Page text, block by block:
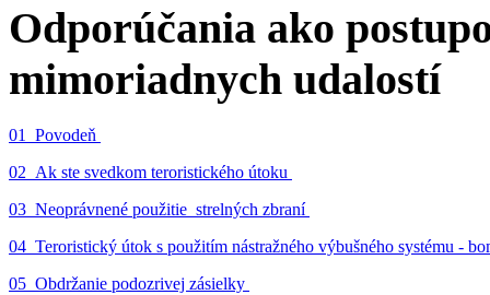
Odporúčania ako
mimoriadnych udalostí
01_Povodeň
02_Ak ste svedkom teroristického útoku
03_Neoprávnené použitie strelných zbraní
04_Teroristický útok s použitím nástražného výbušného systému -
05_Obdržanie podozrivej zásielky